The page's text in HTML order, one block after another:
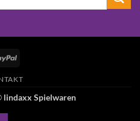
PayPal
lindaxx Spielwaren